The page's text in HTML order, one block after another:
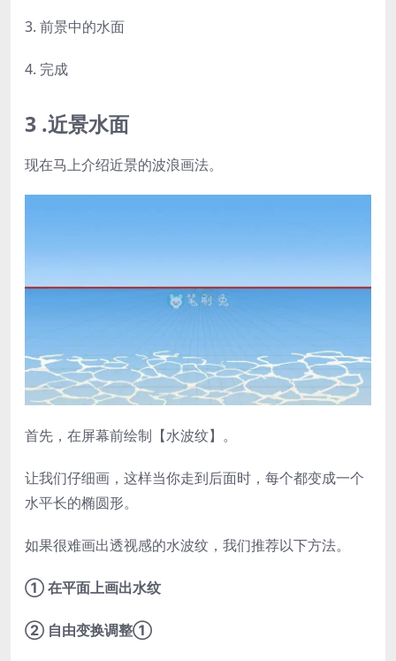
3. 前景中的水面
4. 完成
3 .近景水面
现在马上介绍近景的波浪画法。
首先，在屏幕前绘制【水波纹】。
让我们仔细画，这样当你走到后面时，每个都变成一个
水平长的椭圆形。
如果很难画出透视感的水波纹，我们推荐以下方法。
① 在平面上画出水纹
② 自由变换调整①